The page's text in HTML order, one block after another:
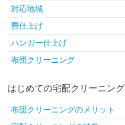
対応地域
畳仕上げ
ハンガー仕上げ
布団クリーニング
はじめての宅配クリーニング
布団クリーニングのメリット